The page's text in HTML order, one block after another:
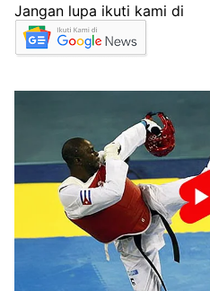
Jangan lupa ikuti kami di